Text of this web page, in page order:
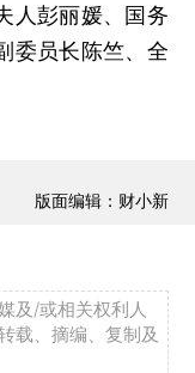
人彭丽媛、国务
委员长陈竺、全
版面编辑：财小新
及/或相关权利人
载、摘编、复制及